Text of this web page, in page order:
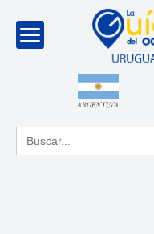
ARGENTINA
Buscar: